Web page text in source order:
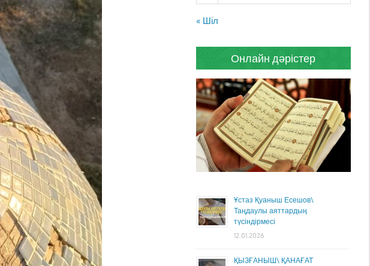
« Шіл
Онлайн дәрістер
Ұстаз Қуаныш Есешов\
Таңдаулы аяттардың
түсіндірмесі
12.01.2026
ҚЫЗҒАНЫШ\ ҚАНАҒАТ